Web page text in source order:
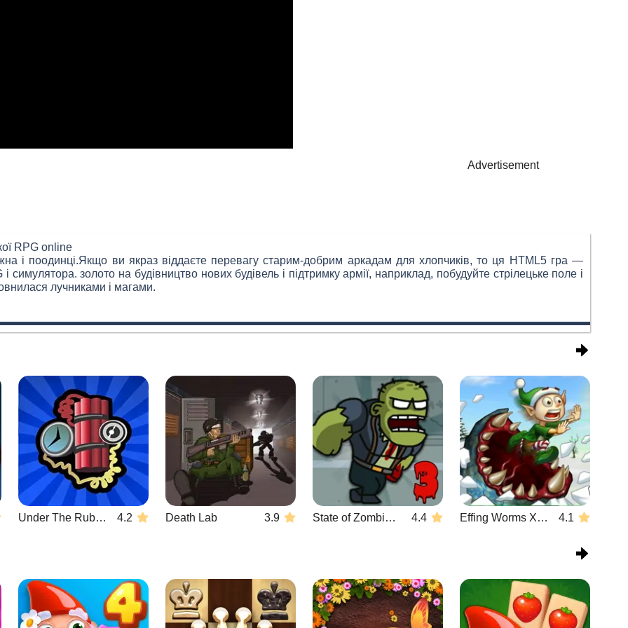
Advertisement
RPG online
і поодинці.Якщо ви якраз віддаєте перевагу старим-добрим аркадам для хлопчиків, то ця HTML5 гра —
золото на будівництво нових будівель і підтримку армії, наприклад, побудуйте стрілецьке поле і
лучниками і магами.
Under The Rubble 4.2 Death Lab 3.9 State of Zombies 3 4.4 Effing Worms Xmas 4.1